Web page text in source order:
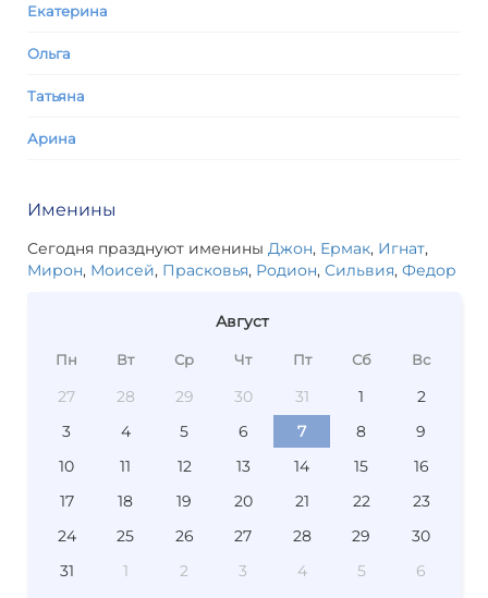
Екатерина
Ольга
Татьяна
Арина
Именины
Сегодня празднуют именины Джон, Ермак, Игнат,
Мирон, Моисей, Прасковья, Родион, Сильвия, Федор
Август
Пн Вт Ср Чт Пт Сб Вс
27 28 29 30 31 1
2
3
4 5 6 7 8
9
10
11 12 13 14 15
16
17
18 19 20 21 22
23
24
25 26 27 28 29
30
31
1 2 3 4 5 6